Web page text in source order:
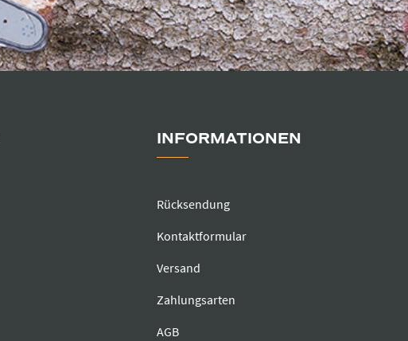
INFORMATIONEN
Rücksendung
Kontaktformular
Versand
Zahlungsarten
AGB